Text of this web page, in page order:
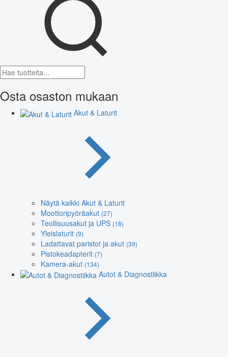
Osta osaston mukaan
Akut & Laturit
Näytä kaikki Akut & Laturit
Moottoripyöräakut (27)
Teollisuusakut ja UPS (18)
Yleislaturit (9)
Ladattavat paristot ja akut (39)
Pistokeadapterit (7)
Kamera-akut (134)
Autot & Diagnostiikka